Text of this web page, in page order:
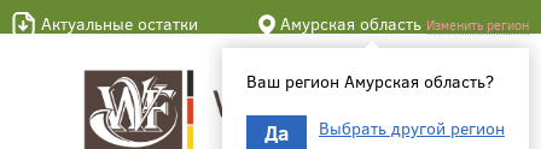
Актуальные остатки Амурская область Изменить регион
Ваш регион Амурская область?
Да Выбрать другой регион